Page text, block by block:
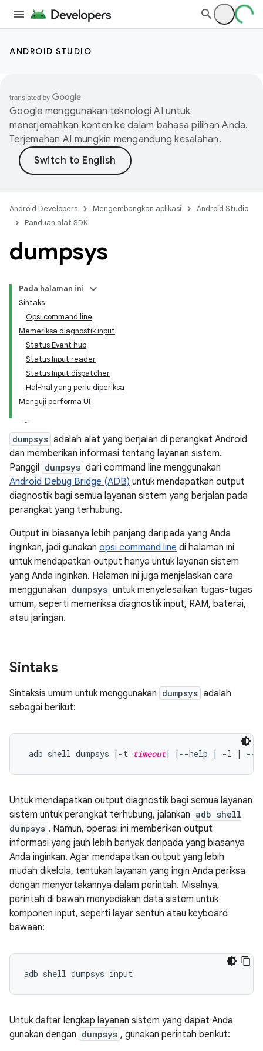
ANDROID STUDIO
Google menggunakan teknologi AI untuk
menerjemahkan konten ke dalam bahasa pilihan Anda.
Terjemahan AI mungkin mengandung kesalahan.
Android Developers Mengembangkan aplikasi
Android Studio
Panduan alat SDK
dumpsys
Pada halaman ini
Sintaks
Opsi command line
Memeriksa diagnostik input
Status Event hub
Status Input reader
Status Input dispatcher
Hal-hal yang perlu diperiksa
Menguji performa UI
dumpsys adalah alat yang berjalan di perangkat Android
dan memberikan informasi tentang layanan sistem.
Panggil dumpsys dari command line menggunakan
Android Debug Bridge (ADB) untuk mendapatkan output
diagnostik bagi semua layanan sistem yang berjalan pada
perangkat yang terhubung.
Output ini biasanya lebih panjang daripada yang Anda
inginkan, jadi gunakan opsi command line di halaman ini
untuk mendapatkan output hanya untuk layanan sistem
yang Anda inginkan. Halaman ini juga menjelaskan cara
menggunakan dumpsys untuk menyelesaikan tugas-tugas
umum, seperti memeriksa diagnostik input, RAM, baterai,
atau jaringan.
Sintaks
Sintaksis umum untuk menggunakan dumpsys adalah
sebagai berikut:
adb shell dumpsys [-t timeout] [--help | -l | --
Untuk mendapatkan output diagnostik bagi semua layanan
sistem untuk perangkat terhubung, jalankan adb shell
dumpsys . Namun, operasi ini memberikan output
informasi yang jauh lebih banyak daripada yang biasanya
Anda inginkan. Agar mendapatkan output yang lebih
mudah dikelola, tentukan layanan yang ingin Anda periksa
dengan menyertakannya dalam perintah. Misalnya,
perintah di bawah menyediakan data sistem untuk
komponen input, seperti layar sentuh atau keyboard
bawaan:
Untuk daftar lengkap layanan sistem yang dapat Anda
gunakan dengan dumpsys , gunakan perintah berikut: